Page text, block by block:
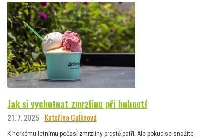
Jak si vychutnat zmrzlinu při hubnutí
21. 7. 2025 Kateřina Gallinová
K horkému letnímu počasí zmrzliny prostě patří. Ale pokud se snažíte